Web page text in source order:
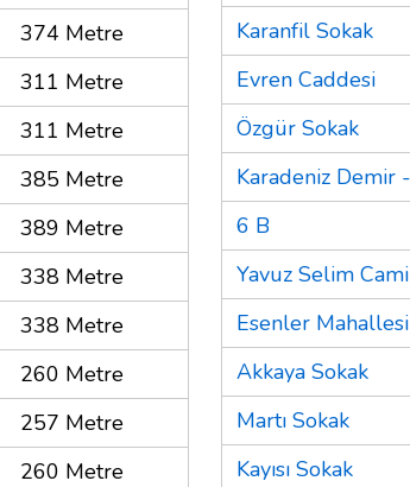
374 Metre
311 Metre
311 Metre
385 Metre
389 Metre
338 Metre
338 Metre
260 Metre
257 Metre
260 Metre
Karanfil Sokak
Evren Caddesi
Özgür Sokak
Karadeniz Demir
6 B
Yavuz Selim Cami
Esenler
Akkaya Sokak
Martı Sokak
Kayısı Sokak